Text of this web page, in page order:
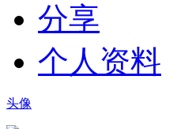
分享
个人资料
头像